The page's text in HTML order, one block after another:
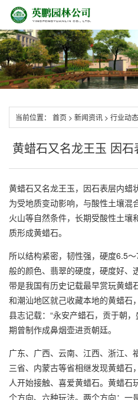
当前位置： 首页 > 新闻资讯 > 行业动态
黄蜡石又名龙王玉 因
黄蜡石又名龙王玉，因石表层内蜡
为受地质变动影响，与酸性土壤混
火山等自然条件，长期受酸性土壤
质形成黄蜡石。
所以结构紧密，韧性强，硬度6.5
般的颜色、翡翠的硬度，硬度好、
带是我国有历史记载最早赏玩黄蜡
和潮汕地区就己收藏本地的黄蜡石
县志记载：“永安产蜡石，贡于朝
期曾制作成鼻烟壶进贡朝廷。
广东、广西、云南、江西、浙江、
三省、内蒙古等省相继发现黄蜡石
人开始接触、喜爱黄蜡石。黄蜡石
个方向、六种玩法。两个方向：一